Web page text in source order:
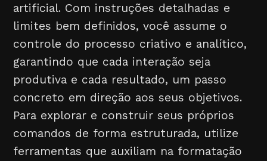
artificial. Com instruções detalhadas e
limites bem definidos, você assume o
controle do processo criativo e analítico,
garantindo que cada interação seja
produtiva e cada resultado, um passo
concreto em direção aos seus objetivos.
Para explorar e construir seus próprios
comandos de forma estruturada, utilize
ferramentas que auxiliam na formatação